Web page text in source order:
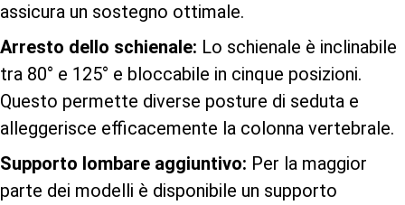
assicura un sostegno ottimale.
Arresto dello schienale: Lo schienale è inclinabile
tra 80° e 125° e bloccabile in cinque posizioni.
Questo permette diverse posture di seduta e
alleggerisce efficacemente la colonna vertebrale.
Supporto lombare aggiuntivo: Per la maggior
parte dei modelli è disponibile un supporto